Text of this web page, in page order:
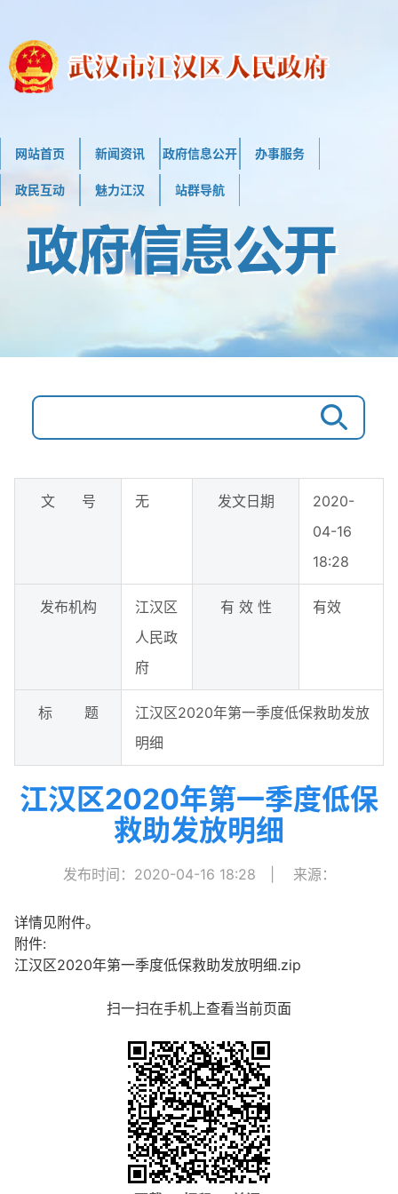
网站首页 新闻资讯 政府信息公开 办事服务
政民互动 魅力江汉 站群导航
文 号 无 发文日期
2020-
04-16
18:28
发布机构
江汉区
人民政
府
有 效 性 有效
标 题
江汉区2020年第一季度低保救助发放
明细
江汉区2020年第一季度低保
救助发放明细
发布时间：2020-04-16 18:28 来源：
详情见附件。
附件:
江汉区2020年第一季度低保救助发放明细.zip
扫一扫在手机上查看当前页面